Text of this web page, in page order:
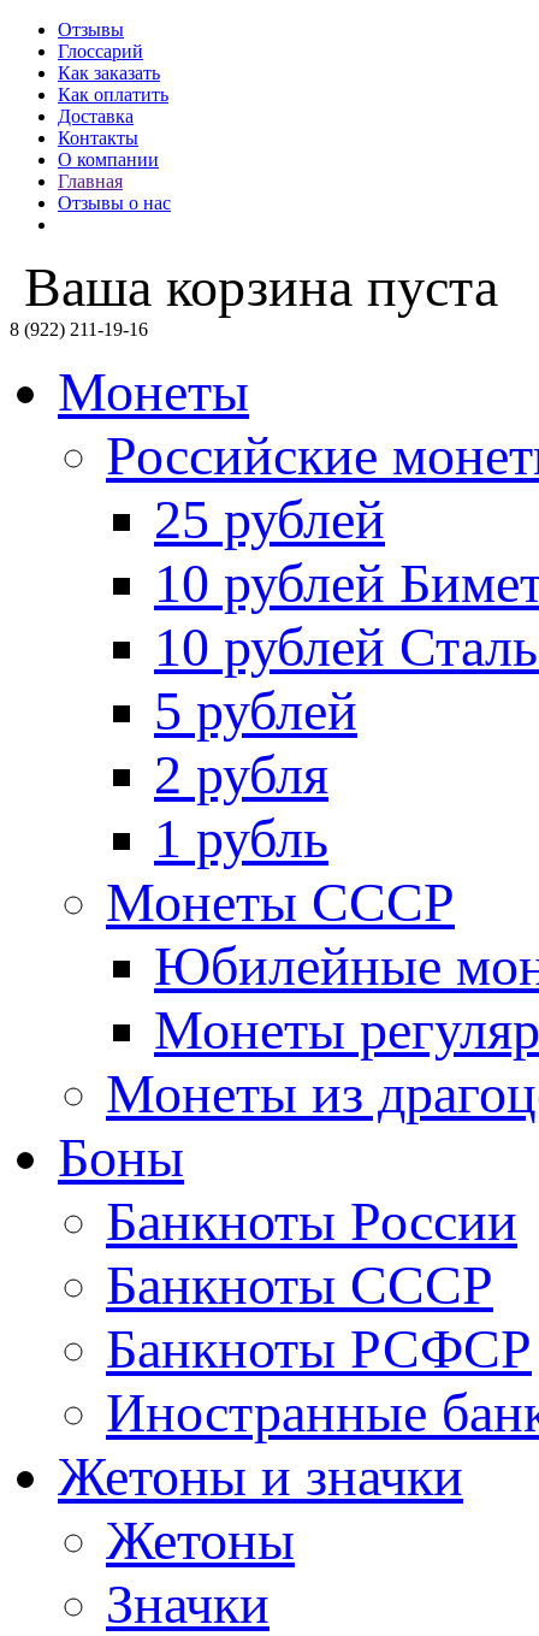
Отзывы
Глоссарий
Как заказать
Как оплатить
Доставка
Контакты
О компании
Главная
Отзывы о нас
Ваша корзина пуста
8 (922) 211-19-16
Монеты
Российские
25 рублей
10 рублей
10 рублей
5 рублей
2 рубля
1 рубль
Монеты СССР
Юбилейные
Монеты
Монеты из
Боны
Банкноты России
Банкноты СССР
Банкноты РСФСР
Иностранные
Жетоны и значки
Жетоны
Значки